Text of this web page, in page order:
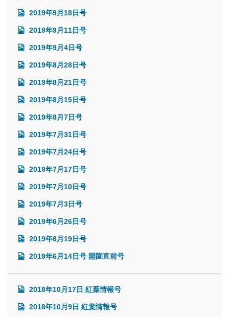
2019年9月18日号
2019年9月11日号
2019年9月4日号
2019年8月28日号
2019年8月21日号
2019年8月15日号
2019年8月7日号
2019年7月31日号
2019年7月24日号
2019年7月17日号
2019年7月10日号
2019年7月3日号
2019年6月26日号
2019年6月19日号
2019年6月14日号 開園直前号
2018年10月17日 紅葉情報号
2018年10月9日 紅葉情報号